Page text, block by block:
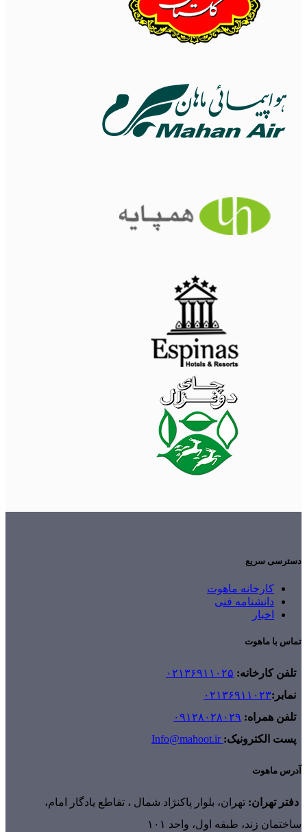
دسترسی سریع
کارخانه ماهوت
دانشنامه فنی
اخبار
تماس با ماهوت
تلفن کارخانه: ۰۲۱۳۶۹۱۱۰۲۵
نمابر:۰۲۱۳۶۹۱۱۰۲۳
تلفن همراه: ۰۹۱۲۸۰۲۸۰۲۹
پست الکترونیک:
آدرس ماهوت
دفتر تهران: تهران، بلوار پاکنژاد شمال ، تقاطع یادگار امام،
ساختمان زند، طبقه اول، واحد ۱۰۱